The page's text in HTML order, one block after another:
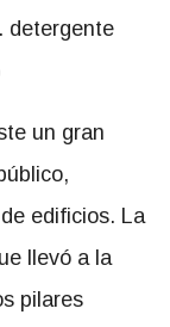
detergente
un gran
edificios. La
llevó a la
pilares